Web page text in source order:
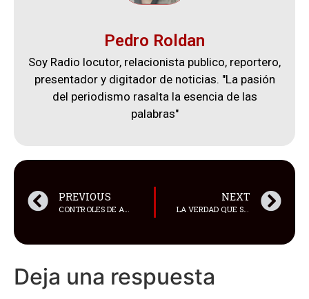
Pedro Roldan
Soy Radio locutor, relacionista publico, reportero,
presentador y digitador de noticias. "La pasión
del periodismo rasalta la esencia de las
palabras"
PREVIOUS NEXT
Deja una respuesta